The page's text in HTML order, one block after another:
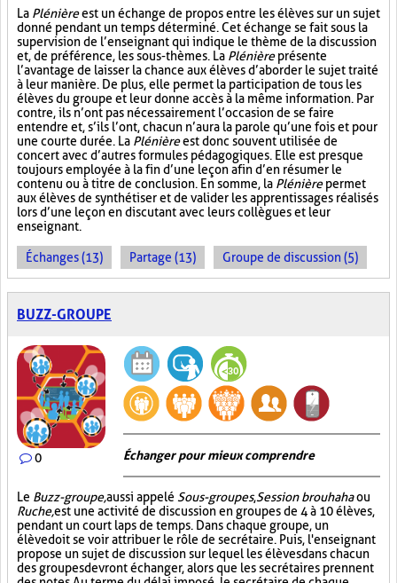
La Plénièreest un échange de propos entre les élèves sur un sujet
donné pendant un temps déterminé. Cet échange se fait sous la
supervision de l’enseignant qui indique le thème de la discussion
et, de préférence, les sous-thèmes. La Plénièreprésente
l’avantage de laisser la chance aux élèves d’aborder le sujet traité
à leur manière. De plus, elle permet la participation de tous les
élèves du groupe et leur donne accès à la même information. Par
contre, ils n’ont pas nécessairement l’occasion de se faire
entendre et, s’ils l’ont, chacun n’aura la parole qu’une fois et pour
une courte durée. La Plénièreest donc souvent utilisée de
concert avec d’autres formules pédagogiques. Elle est presque
toujours employée à la fin d’une leçon afin d’en résumer le
contenu ou à titre de conclusion. En somme, la Plénièrepermet
aux élèves de synthétiser et de valider les apprentissages réalisés
lors d’une leçon en discutant avec leurs collègues et leur
enseignant.
Échanges (13) Partage (13) Groupe de discussion (5)
BUZZ-GROUPE
0 Échanger pour mieux comprendre
Le Buzz-groupe,aussi appelé Sous-groupes,Session brouhahaou
Ruche,est une activité de discussion en groupes de 4 à 10 élèves,
pendant un court laps de temps. Dans chaque groupe, un
élève doit se voir attribuer le rôle de secrétaire. Puis, l'enseignant
propose un sujet de discussion sur lequel les élèves dans chacun
des groupes devront échanger, alors que les secrétaires prennent